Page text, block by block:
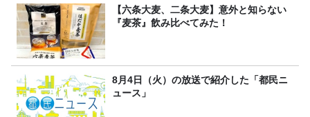
【六条大麦、二条大麦】意外と知らない
『麦茶』飲み比べてみた！
8月4日（火）の放送で紹介した「都民ニ
ュース」